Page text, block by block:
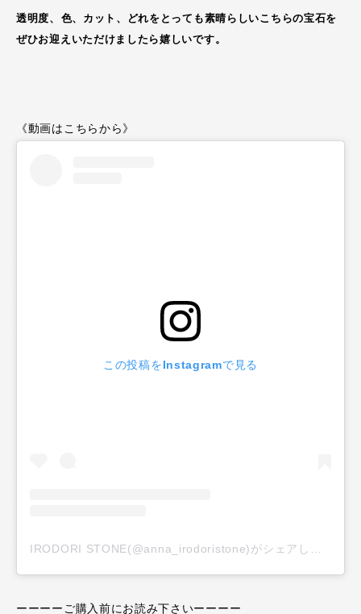
透明度、色、カット、どれをとっても素晴らしいこちらの宝石を
ぜひお迎えいただけましたら嬉しいです。
《動画はこちらから》
この投稿をInstagramで見る
ーーーーご購入前にお読み下さいーーーー